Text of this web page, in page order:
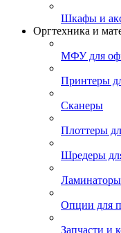
Шкафы и
Оргтехника и
МФУ для
Принтеры
Сканеры
Плоттеры
Шредеры
Ламинаторы
Опции для
Запчасти и